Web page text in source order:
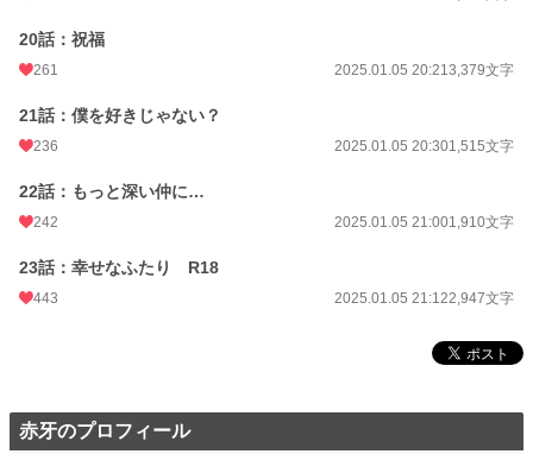
20話：祝福
261 2025.01.05 20:213,379文字
21話：僕を好きじゃない？
236 2025.01.05 20:301,515文字
22話：もっと深い仲に…
242 2025.01.05 21:001,910文字
23話：幸せなふたり R18
443 2025.01.05 21:122,947文字
赤牙のプロフィール